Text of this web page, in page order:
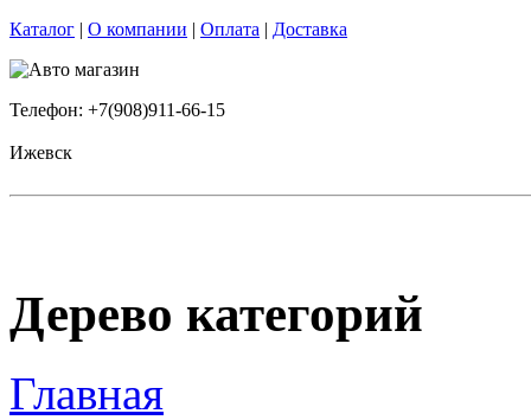
Каталог | О компании | Оплата | Доставка
Телефон: +7(908)911-66-15
Ижевск
Дерево категорий
Главная